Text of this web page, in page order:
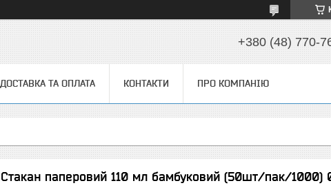
+380 (48) 770-
ДОСТАВКА ТА ОПЛАТА КОНТАКТИ ПРО КОМПАНІЮ
Стакан паперовий 110 мл бамбуковий (50шт/пак/1000)